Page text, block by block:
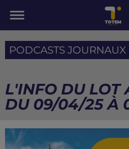
PODCASTS
L'INFO DU LOT
DU 09/04/25 À